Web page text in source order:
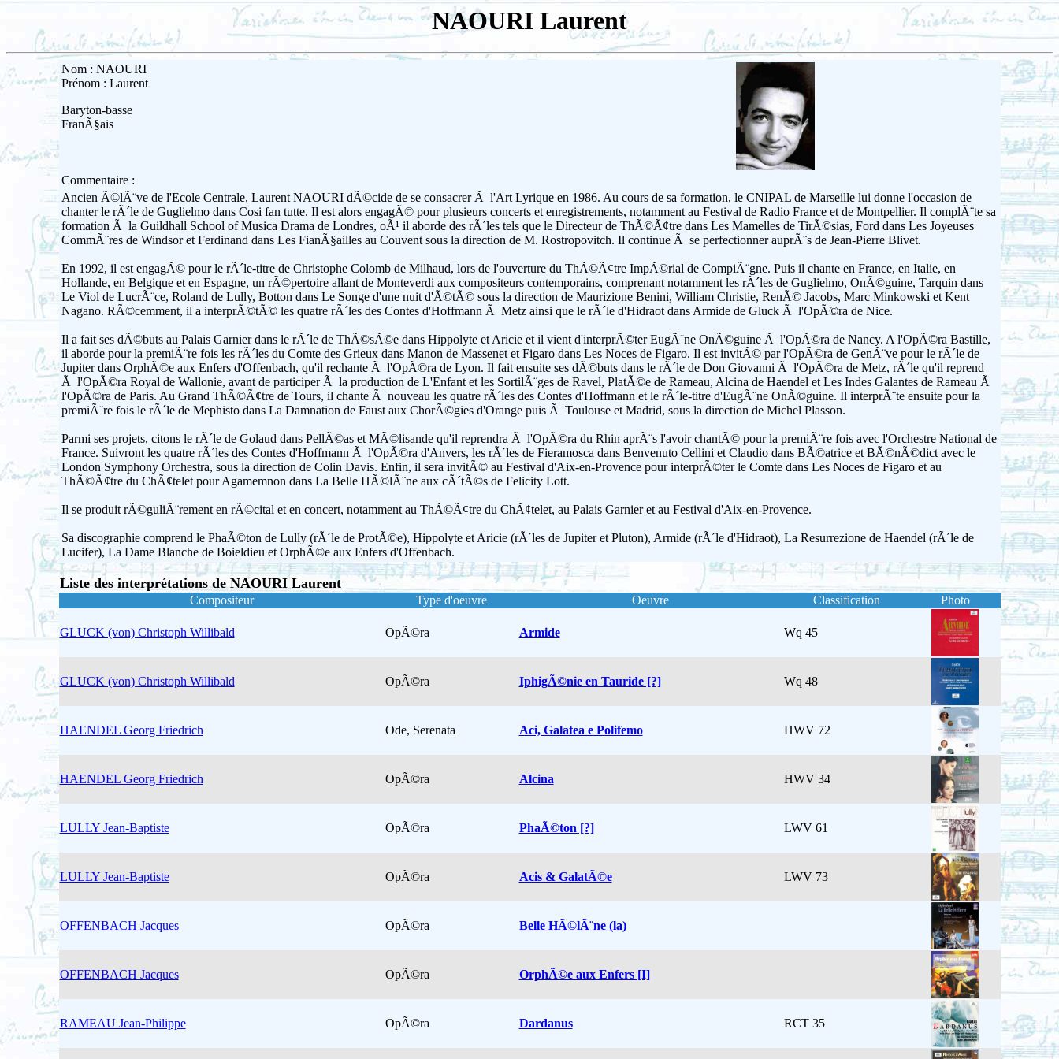
NAOURI Laurent
Nom : NAOURI
Prénom : Laurent
Baryton-basse
FranÃ§ais
Commentaire :
Ancien Ã©lÃ¨ve de l'Ecole Centrale, Laurent NAOURI dÃ©cide de se consacrer Ã l'Art Lyrique en 1986. Au cours de sa formation, le CNIPAL de Marseille lui donne l'occasion de
chanter le rÃ´le de Guglielmo dans Cosi fan tutte. Il est alors engagÃ© pour plusieurs concerts et enregistrements, notamment au Festival de Radio France et de Montpellier. Il complÃ¨te sa
formation Ã la Guildhall School of Musica Drama de Londres, oÃ¹ il aborde des rÃ´les tels que le Directeur de ThÃ©Ã¢tre dans Les Mamelles de TirÃ©sias, Ford dans Les Joyeuses
CommÃ¨res de Windsor et Ferdinand dans Les FianÃ§ailles au Couvent sous la direction de M. Rostropovitch. Il continue Ã se perfectionner auprÃ¨s de Jean-Pierre Blivet.
En 1992, il est engagÃ© pour le rÃ´le-titre de Christophe Colomb de Milhaud, lors de l'ouverture du ThÃ©Ã¢tre ImpÃ©rial de CompiÃ¨gne. Puis il chante en France, en Italie, en
Hollande, en Belgique et en Espagne, un rÃ©pertoire allant de Monteverdi aux compositeurs contemporains, comprenant notamment les rÃ´les de Guglielmo, OnÃ©guine, Tarquin dans
Le Viol de LucrÃ¨ce, Roland de Lully, Botton dans Le Songe d'une nuit d'Ã©tÃ© sous la direction de Maurizione Benini, William Christie, RenÃ© Jacobs, Marc Minkowski et Kent
Nagano. RÃ©cemment, il a interprÃ©tÃ© les quatre rÃ´les des Contes d'Hoffmann Ã Metz ainsi que le rÃ´le d'Hidraot dans Armide de Gluck Ã l'OpÃ©ra de Nice.
Il a fait ses dÃ©buts au Palais Garnier dans le rÃ´le de ThÃ©sÃ©e dans Hippolyte et Aricie et il vient d'interprÃ©ter EugÃ¨ne OnÃ©guine Ã l'OpÃ©ra de Nancy. A l'OpÃ©ra Bastille,
il aborde pour la premiÃ¨re fois les rÃ´les du Comte des Grieux dans Manon de Massenet et Figaro dans Les Noces de Figaro. Il est invitÃ© par l'OpÃ©ra de GenÃ¨ve pour le rÃ´le de
Jupiter dans OrphÃ©e aux Enfers d'Offenbach, qu'il rechante Ã l'OpÃ©ra de Lyon. Il fait ensuite ses dÃ©buts dans le rÃ´le de Don Giovanni Ã l'OpÃ©ra de Metz, rÃ´le qu'il reprend
Ã l'OpÃ©ra Royal de Wallonie, avant de participer Ã la production de L'Enfant et les SortilÃ¨ges de Ravel, PlatÃ©e de Rameau, Alcina de Haendel et Les Indes Galantes de Rameau Ã
l'OpÃ©ra de Paris. Au Grand ThÃ©Ã¢tre de Tours, il chante Ã nouveau les quatre rÃ´les des Contes d'Hoffmann et le rÃ´le-titre d'EugÃ¨ne OnÃ©guine. Il interprÃ¨te ensuite pour la
premiÃ¨re fois le rÃ´le de Mephisto dans La Damnation de Faust aux ChorÃ©gies d'Orange puis Ã Toulouse et Madrid, sous la direction de Michel Plasson.
Parmi ses projets, citons le rÃ´le de Golaud dans PellÃ©as et MÃ©lisande qu'il reprendra Ã l'OpÃ©ra du Rhin aprÃ¨s l'avoir chantÃ© pour la premiÃ¨re fois avec l'Orchestre National de
France. Suivront les quatre rÃ´les des Contes d'Hoffmann Ã l'OpÃ©ra d'Anvers, les rÃ´les de Fieramosca dans Benvenuto Cellini et Claudio dans BÃ©atrice et BÃ©nÃ©dict avec le
London Symphony Orchestra, sous la direction de Colin Davis. Enfin, il sera invitÃ© au Festival d'Aix-en-Provence pour interprÃ©ter le Comte dans Les Noces de Figaro et au
ThÃ©Ã¢tre du ChÃ¢telet pour Agamemnon dans La Belle HÃ©lÃ¨ne aux cÃ´tÃ©s de Felicity Lott.
Il se produit rÃ©guliÃ¨rement en rÃ©cital et en concert, notamment au ThÃ©Ã¢tre du ChÃ¢telet, au Palais Garnier et au Festival d'Aix-en-Provence.
Sa discographie comprend le PhaÃ©ton de Lully (rÃ´le de ProtÃ©e), Hippolyte et Aricie (rÃ´les de Jupiter et Pluton), Armide (rÃ´le d'Hidraot), La Resurrezione de Haendel (rÃ´le de
Lucifer), La Dame Blanche de Boieldieu et OrphÃ©e aux Enfers d'Offenbach.
Liste des interprétations de NAOURI Laurent
Compositeur Type d'oeuvre Oeuvre Classification Photo
GLUCK (von) Christoph Willibald OpÃ©ra Armide Wq 45
GLUCK (von) Christoph Willibald OpÃ©ra IphigÃ©nie en Tauride [?] Wq 48
HAENDEL Georg Friedrich Ode, Serenata Aci, Galatea e Polifemo HWV 72
HAENDEL Georg Friedrich OpÃ©ra Alcina HWV 34
LULLY Jean-Baptiste OpÃ©ra PhaÃ©ton [?] LWV 61
LULLY Jean-Baptiste OpÃ©ra Acis & GalatÃ©e LWV 73
OFFENBACH Jacques OpÃ©ra Belle HÃ©lÃ¨ne (la)
OFFENBACH Jacques OpÃ©ra OrphÃ©e aux Enfers [I]
RAMEAU Jean-Philippe OpÃ©ra Dardanus RCT 35